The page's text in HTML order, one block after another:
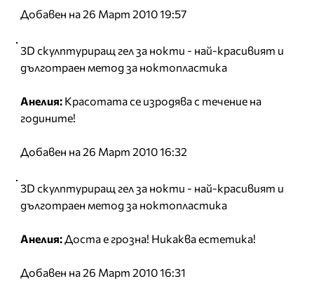
Добавен на 26 Март 2010 19:57
3D скулптуриращ гел за нокти - най-красивият и
дълготраен метод за ноктопластика
Анелия: Красотата се изродява с течение на
годините!
Добавен на 26 Март 2010 16:32
3D скулптуриращ гел за нокти - най-красивият и
дълготраен метод за ноктопластика
Анелия:Доста е грозна! Никаква естетика!
Добавен на 26 Март 2010 16:31